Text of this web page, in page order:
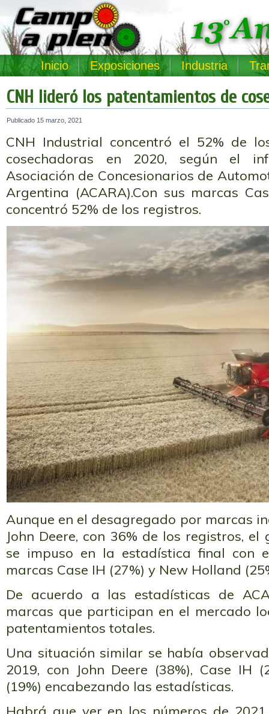
Inicio Exposiciones Industria
CNH lideró los patentamientos de
Publicado 15 marzo, 2021
CNH Industrial concentró el 52% de
cosechadoras en 2020, según el
Asociación de Concesionarios de
Argentina (ACARA).Con sus marcas
concentró 52% de los registros.
Aunque en el desagregado por marcas
John Deere, con 36% de los registros,
se impuso en la estadística final con
marcas Case IH (27%) y New Holland
De acuerdo a las estadísticas de
marcas que participan en el mercado
patentamientos totales.
Una situación similar se había
2019, con John Deere (38%), Case IH
(19%) encabezando las estadísticas.